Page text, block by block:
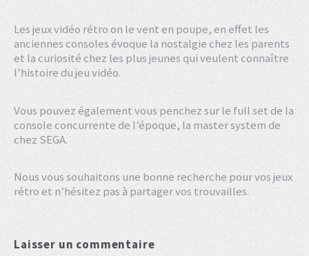
Les jeux vidéo rétro on le vent en poupe, en effet les
anciennes consoles évoque la nostalgie chez les parents
et la curiosité chez les plus jeunes qui veulent connaître
l’histoire du jeu vidéo.
Vous pouvez également vous penchez sur le full set de la
console concurrente de l’époque, la master system de
chez SEGA.
Nous vous souhaitons une bonne recherche pour vos jeux
rétro et n’hésitez pas à partager vos trouvailles.
Laisser un commentaire